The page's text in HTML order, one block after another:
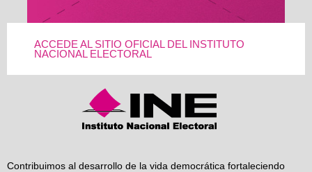
ACCEDE AL SITIO OFICIAL DEL INSTITUTO
NACIONAL ELECTORAL
Contribuimos al desarrollo de la vida democrática fortaleciendo